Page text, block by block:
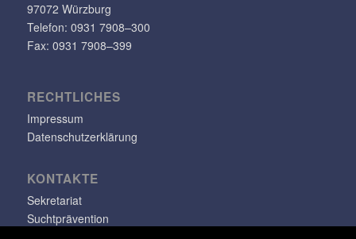
97072 Würzburg
Telefon: 0931 7908–300
Fax: 0931 7908–399
RECHT­LI­CHES
Impressum
Datenschutzerklärung
KONTAKTE
Sekretariat
Suchtprävention